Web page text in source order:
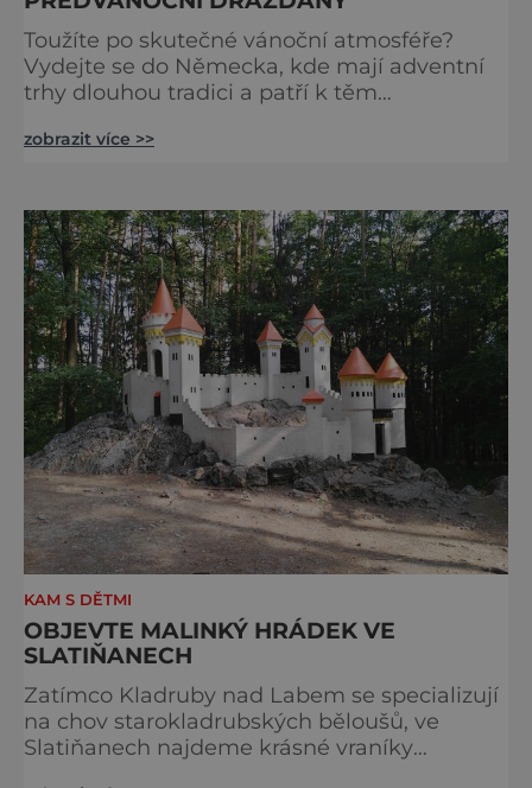
Toužíte po skutečné vánoční atmosféře?
Vydejte se do Německa, kde mají adventní
trhy dlouhou tradici a patří k těm
českým hranicím najdete v Drážďanech –
S norimberským Christkindlesmarktem se
drážďanské vánoční trhy každoročně
přetahují o pozici nejnavštěvovanějších t
zobrazit více >>
KAM S DĚTMI
OBJEVTE MALINKÝ HRÁDEK VE
SLATIŇANECH
Zatímco Kladruby nad Labem se specializují
na chov starokladrubských běloušů, ve
Slatiňanech najdeme krásné vraníky